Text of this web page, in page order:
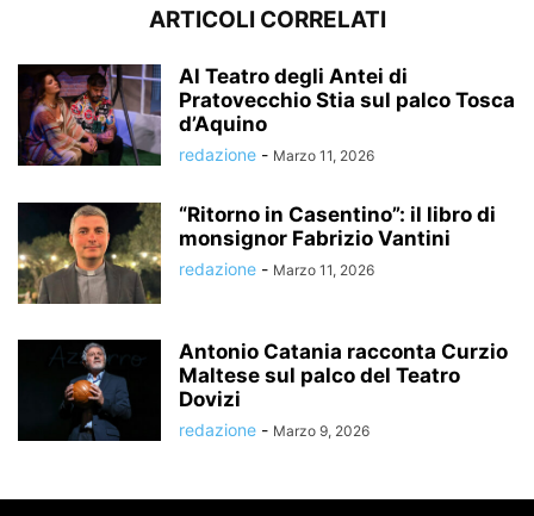
ARTICOLI CORRELATI
Al Teatro degli Antei di
Pratovecchio Stia sul palco Tosca
d’Aquino
redazione - Marzo 11, 2026
“Ritorno in Casentino”: il libro di
monsignor Fabrizio Vantini
redazione - Marzo 11, 2026
Antonio Catania racconta Curzio
Maltese sul palco del Teatro
Dovizi
redazione - Marzo 9, 2026